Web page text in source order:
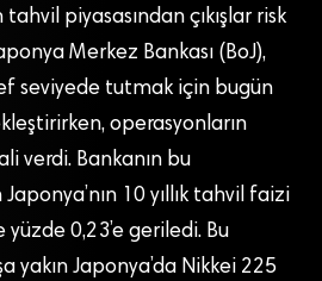
piyasasından çıkışlar risk
Merkez Bankası (BoJ),
seviyede tutmak için bugün
operasyonların
verdi. Bankanın bu
10 yıllık tahvil faizi
yüzde 0,23’e geriledi. Bu
yakın Japonya’da Nikkei 225